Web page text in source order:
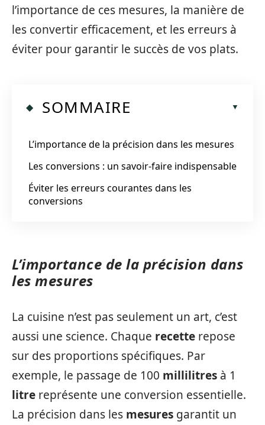
l’importance de ces mesures, la manière de
les convertir efficacement, et les erreurs à
éviter pour garantir le succès de vos plats.
SOMMAIRE
L’importance de la précision dans les mesures
Les conversions : un savoir-faire indispensable
Éviter les erreurs courantes dans les
conversions
L’importance de la précision dans
les mesures
La cuisine n’est pas seulement un art, c’est
aussi une science. Chaque recette repose
sur des proportions spécifiques. Par
exemple, le passage de 100 millilitres à 1
litre représente une conversion essentielle.
La précision dans les mesures garantit un